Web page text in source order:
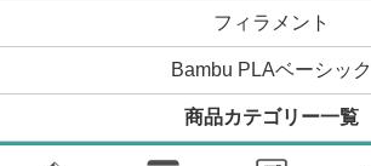
フィラメント
Bambu PLAベーシック
商品カテゴリー一覧